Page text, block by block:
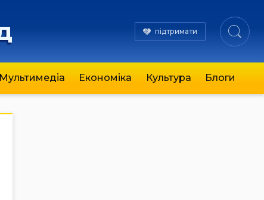
підтримати
Мультимедіа Економіка Культура Блоги